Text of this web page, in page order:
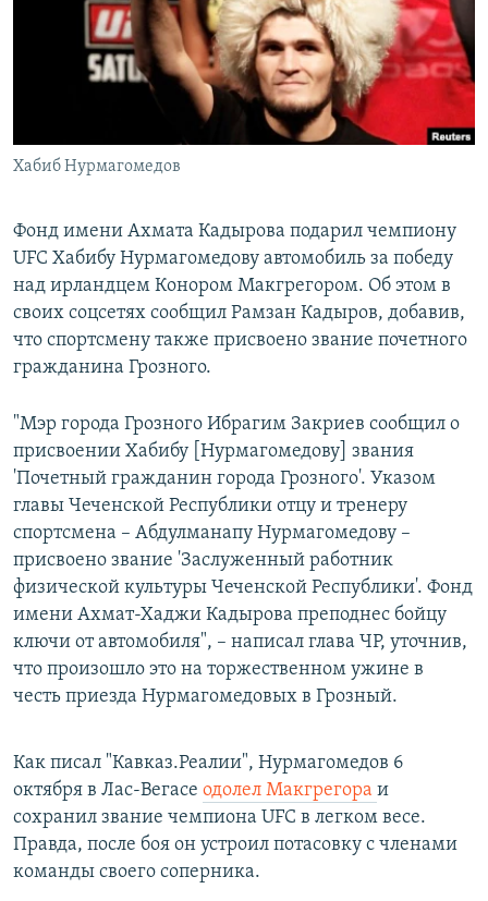
РАСПИСАНИЕ ВЕЩАНИЯ
ПОДПИШИТЕСЬ НА РАССЫЛКУ
Все сайты РСЕ/РС
Хабиб Нурмагомедов
Фонд имени Ахмата Кадырова подарил чемпиону
UFC Хабибу Нурмагомедову автомобиль за победу
над ирландцем Конором Макгрегором. Об этом в
своих соцсетях сообщил Рамзан Кадыров, добавив,
что спортсмену также присвоено звание почетного
гражданина Грозного.
"Мэр города Грозного Ибрагим Закриев сообщил о
присвоении Хабибу [Нурмагомедову] звания
'Почетный гражданин города Грозного'. Указом
главы Чеченской Республики отцу и тренеру
спортсмена – Абдулманапу Нурмагомедову –
присвоено звание 'Заслуженный работник
физической культуры Чеченской Республики'. Фонд
имени Ахмат-Хаджи Кадырова преподнес бойцу
ключи от автомобиля", – написал глава ЧР, уточнив,
что произошло это на торжественном ужине в
честь приезда Нурмагомедовых в Грозный.
Как писал "Кавказ.Реалии", Нурмагомедов 6
октября в Лас-Вегасе одолел Макгрегора и
сохранил звание чемпиона UFC в легком весе.
Правда, после боя он устроил потасовку с членами
команды своего соперника.